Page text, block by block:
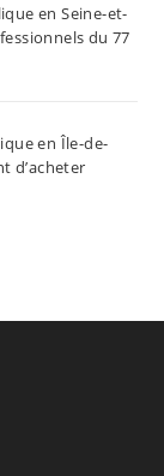
en Seine-et-
du 77
en Île-de-
d’acheter